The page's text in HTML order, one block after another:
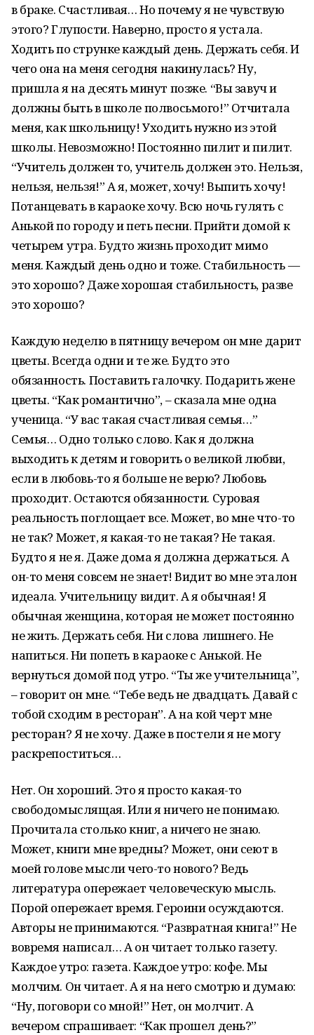
в браке. Счастливая… Но почему я не чувствую
этого? Глупости. Наверно, просто я устала.
Ходить по струнке каждый день. Держать себя. И
чего она на меня сегодня накинулась? Ну,
пришла я на десять минут позже. “Вы завуч и
должны быть в школе полвосьмого!” Отчитала
меня, как школьницу! Уходить нужно из этой
школы. Невозможно! Постоянно пилит и пилит.
“Учитель должен то, учитель должен это. Нельзя,
нельзя, нельзя!” А я, может, хочу! Выпить хочу!
Потанцевать в караоке хочу. Всю ночь гулять с
Анькой по городу и петь песни. Прийти домой к
четырем утра. Будто жизнь проходит мимо
меня. Каждый день одно и тоже. Стабильность —
это хорошо? Даже хорошая стабильность, разве
это хорошо?
Каждую неделю в пятницу вечером он мне дарит
цветы. Всегда одни и те же. Будто это
обязанность. Поставить галочку. Подарить жене
цветы. “Как романтично”, – сказала мне одна
ученица. “У вас такая счастливая семья…”
Семья… Одно только слово. Как я должна
выходить к детям и говорить о великой любви,
если в любовь-то я больше не верю? Любовь
проходит. Остаются обязанности. Суровая
реальность поглощает все. Может, во мне что-то
не так? Может, я какая-то не такая? Не такая.
Будто я не я. Даже дома я должна держаться. А
он-то меня совсем не знает! Видит во мне эталон
идеала. Учительницу видит. А я обычная! Я
обычная женщина, которая не может постоянно
не жить. Держать себя. Ни слова лишнего. Не
напиться. Ни попеть в караоке с Анькой. Не
вернуться домой под утро. “Ты же учительница”,
– говорит он мне. “Тебе ведь не двадцать. Давай с
тобой сходим в ресторан”. А на кой черт мне
ресторан? Я не хочу. Даже в постели я не могу
раскрепоститься…
Нет. Он хороший. Это я просто какая-то
свободомыслящая. Или я ничего не понимаю.
Прочитала столько книг, а ничего не знаю.
Может, книги мне вредны? Может, они сеют в
моей голове мысли чего-то нового? Ведь
литература опережает человеческую мысль.
Порой опережает время. Героини осуждаются.
Авторы не принимаются. “Развратная книга!” Не
вовремя написал… А он читает только газету.
Каждое утро: газета. Каждое утро: кофе. Мы
молчим. Он читает. А я на него смотрю и думаю:
“Ну, поговори со мной!” Нет, он молчит. А
вечером спрашивает: “Как прошел день?”